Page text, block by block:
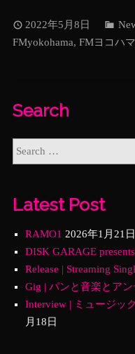
2022年5月8日
FMyokohama, FMヨコハマ
Search
Latest Post
RAMO1 2026年1月21日
DISK GARAGE
Release | Streaming
Gig | パンと音楽とア
Interview | ミュージッ
月18日